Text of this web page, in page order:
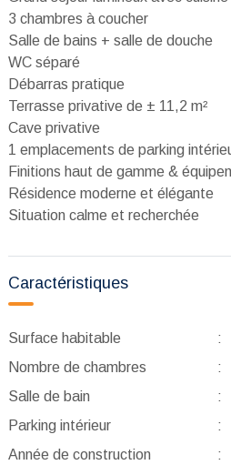
3 chambres à coucher
Salle de bains + salle de douche
WC séparé
Débarras pratique
Terrasse privative de ± 11,2 m²
Cave privative
1 emplacements de parking
Finitions haut de gamme &
Résidence moderne et élégante
Situation calme et recherchée
Caractéristiques
Surface habitable :
Nombre de chambres
:
Salle de bain
:
Parking intérieur
:
Année de construction
: